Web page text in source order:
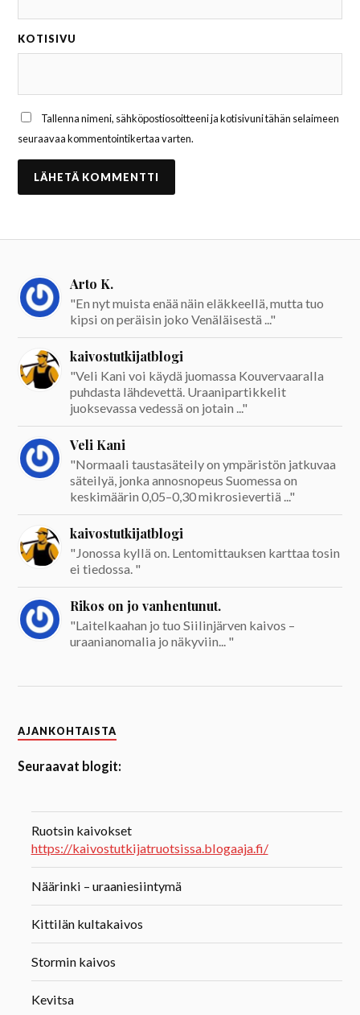
KOTISIVU
Tallenna nimeni, sähköpostiosoitteeni ja kotisivuni tähän selaimeen
seuraavaa kommentointikertaa varten.
Arto K.
"En nyt muista enää näin eläkkeellä, mutta tuo
kipsi on peräisin joko Venäläisestä ..."
kaivostutkijatblogi
"Veli Kani voi käydä juomassa Kouvervaaralla
puhdasta lähdevettä. Uraanipartikkelit
juoksevassa vedessä on jotain ..."
Veli Kani
"Normaali taustasäteily on ympäristön jatkuvaa
säteilyä, jonka annosnopeus Suomessa on
keskimäärin 0,05–0,30 mikrosievertiä ..."
kaivostutkijatblogi
"Jonossa kyllä on. Lentomittauksen karttaa tosin
ei tiedossa. "
Rikos on jo vanhentunut.
"Laitelkaahan jo tuo Siilinjärven kaivos –
uraanianomalia jo näkyviin... "
AJANKOHTAISTA
Seuraavat blogit:
Ruotsin kaivokset
https://kaivostutkijatruotsissa.blogaaja.fi/
Näärinki – uraaniesiintymä
Kittilän kultakaivos
Stormin kaivos
Kevitsa